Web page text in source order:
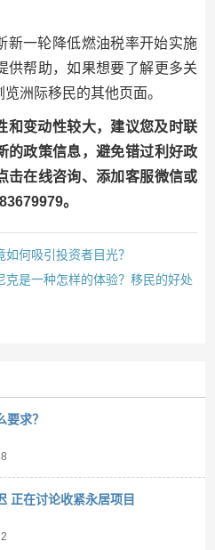
新一轮降低燃油税率开始实施
供帮助，如果想要了解更多关
洲际移民的其他页面。
和变动性较大，建议您及时联
的政策信息，避免错过利好政
击在线咨询、添加客服微信或
。
何吸引投资者目光？
克是一种怎样的体验？移民的好处
求？
正在讨论收紧永居项目